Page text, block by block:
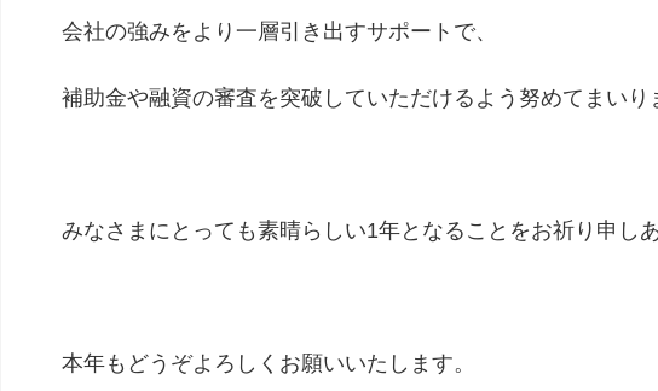
会社の強みをより一層引き出すサポートで、
補助金や融資の審査を突破していただけるよう努めてまいり
みなさまにとっても素晴らしい1年となることをお祈り申しあ
本年もどうぞよろしくお願いいたします。